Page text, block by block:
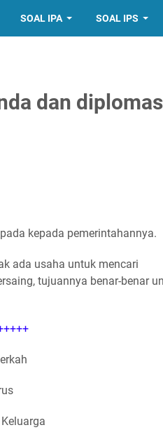
SOAL IPA SOAL IPS
dan
kepada pemerintahannya.
ada usaha untuk mencari
tujuannya benar-benar